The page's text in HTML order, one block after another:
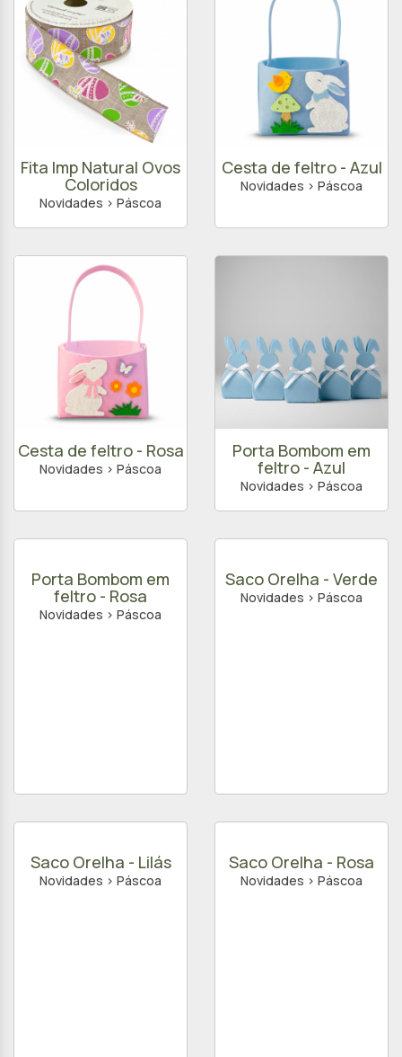
Fita Imp Natural Ovos
Coloridos
Novidades > Páscoa
Cesta de feltro - Azul
Novidades > Páscoa
Cesta de feltro - Rosa
Novidades > Páscoa
Porta Bombom em
feltro - Azul
Novidades > Páscoa
Porta Bombom em
feltro - Rosa
Novidades > Páscoa
Saco Orelha - Verde
Novidades > Páscoa
Saco Orelha - Lilás
Novidades > Páscoa
Saco Orelha - Rosa
Novidades > Páscoa